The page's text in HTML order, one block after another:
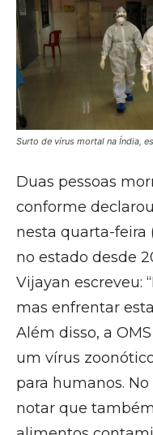
Surto de vírus mortal na Índia,
Duas pessoas
conforme
nesta quarta-feira
no estado desde
Vijayan escreveu:
mas enfrentar
Além disso, a
um vírus
para humanos.
notar que